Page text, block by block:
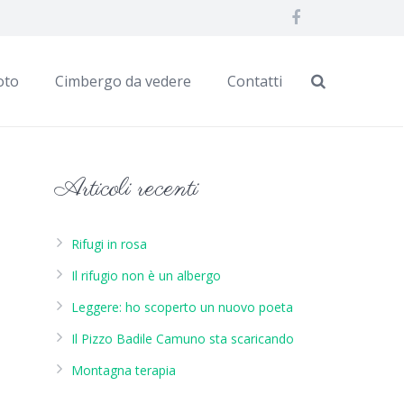
Cimbergo da vedere Contatti
Articoli recenti
Rifugi in rosa
Il rifugio non è un albergo
Leggere: ho scoperto un nuovo poeta
Il Pizzo Badile Camuno sta scaricando
Montagna terapia